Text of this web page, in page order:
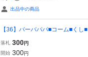
出品中の商品
【36】バーバパパ■コーム■くし■
落札 300円
開始 300円